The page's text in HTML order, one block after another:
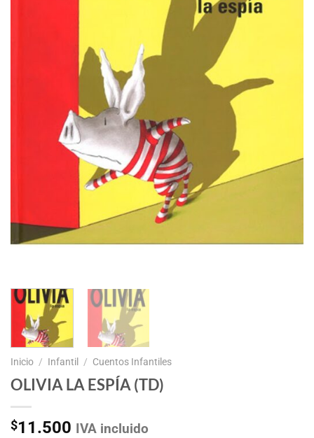
Inicio / Infantil / Cuentos Infantiles
OLIVIA LA ESPÍA (TD)
$11.500 IVA incluido